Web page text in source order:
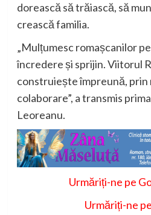
dorească să trăiască, să
crească familia.
„Mulțumesc romașcanilor
încredere și sprijin. Viitorul
construiește împreună, prin
colaborare”, a transmis
Leoreanu.
Urmăriți-ne pe
Urmăriți-ne